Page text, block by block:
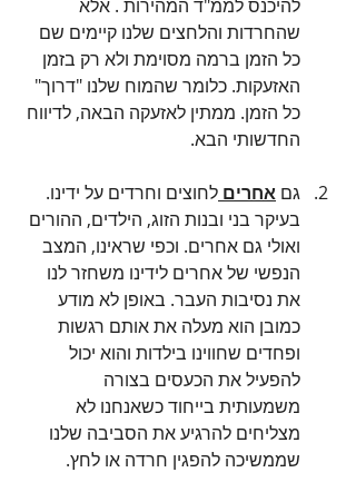
להיכנס לממ"ד המהירות . אלא
שהחרדות והלחצים שלנו קיימים שם
כל הזמן ברמה מסוימת ולא רק בזמן
האזעקות. כלומר שהמוח שלנו "דרוך"
כל הזמן. ממתין לאזעקה הבאה, לדיווח
החדשותי הבא.
גם אחרים לחוצים וחרדים על ידינו.
בעיקר בני ובנות הזוג, הילדים, ההורים
ואולי גם אחרים. וכפי שראינו, המצב
הנפשי של אחרים לידינו משחזר לנו
את נסיבות העבר. באופן לא מודע
כמובן הוא מעלה את אותם רגשות
ופחדים שחווינו בילדות והוא יכול
להפעיל את הכעסים בצורה
משמעותית בייחוד כשאנחנו לא
מצליחים להרגיע את הסביבה שלנו
שממשיכה להפגין חרדה או לחץ.